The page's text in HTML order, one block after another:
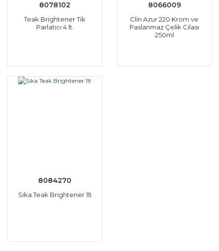
8078102
Teak Brightener Tik
Parlatıcı 4 lt.
8066009
Clin Azur 220 Krom ve
Paslanmaz Çelik Cilası
250ml
8084270
Sika Teak Brightener 1lt